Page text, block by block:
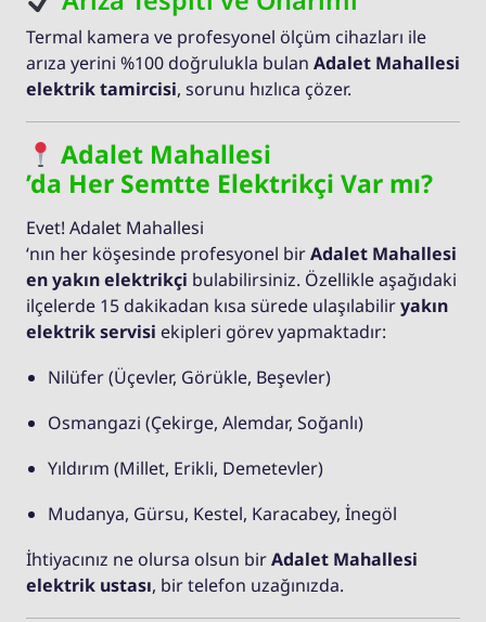
Termal kamera ve profesyonel ölçüm cihazları ile
arıza yerini %100 doğrulukla bulan Adalet Mahallesi
elektrik tamircisi, sorunu hızlıca çözer.
Adalet Mahallesi
’da Her Semtte Elektrikçi Var mı?
Evet! Adalet Mahallesi
‘nın her köşesinde profesyonel birAdalet Mahallesi
en yakın elektrikçi bulabilirsiniz. Özellikle aşağıdaki
ilçelerde 15 dakikadan kısa sürede ulaşılabiliryakın
elektrik servisi ekipleri görev yapmaktadır:
Nilüfer (Üçevler, Görükle, Beşevler)
Osmangazi (Çekirge, Alemdar, Soğanlı)
Yıldırım (Millet, Erikli, Demetevler)
Mudanya, Gürsu, Kestel, Karacabey, İnegöl
İhtiyacınız ne olursa olsun birAdalet Mahallesi
elektrik ustası, bir telefon uzağınızda.